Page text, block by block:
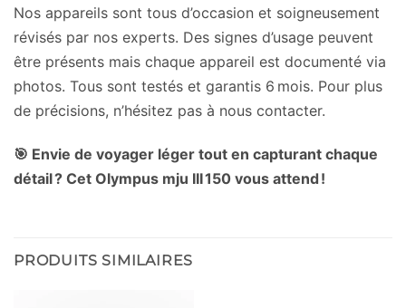
Nos appareils sont tous d’occasion et soigneusement
révisés par nos experts. Des signes d’usage peuvent
être présents mais chaque appareil est documenté via
photos. Tous sont testés et garantis 6 mois. Pour plus
de précisions, n’hésitez pas à nous contacter.
🎯 Envie de voyager léger tout en capturant chaque
détail ? Cet Olympus mju III 150 vous attend !
PRODUITS SIMILAIRES